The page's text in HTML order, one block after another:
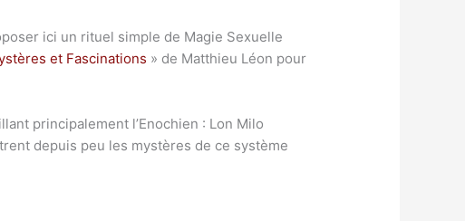
ici un rituel simple de Magie Sexuelle
et Fascinations » de Matthieu Léon pour
principalement l’Enochien : Lon Milo
depuis peu les mystères de ce système